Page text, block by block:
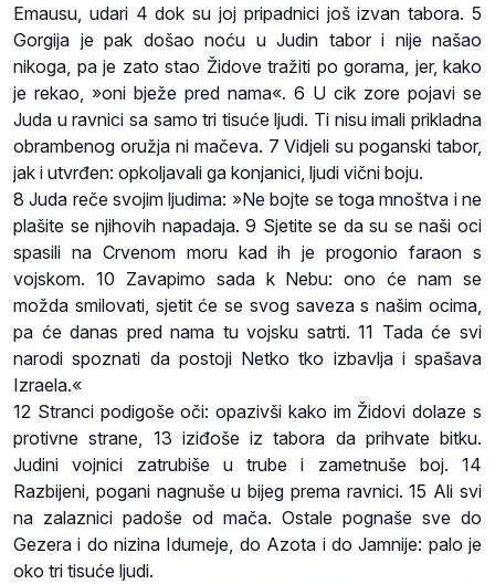
Emausu, udari 4 dok su joj pripadnici još izvan tabora. 5
Gorgija je pak došao noću u Judin tabor i nije našao
nikoga, pa je zato stao Židove tražiti po gorama, jer, kako
je rekao, »oni bježe pred nama«. 6 U cik zore pojavi se
Juda u ravnici sa samo tri tisuće ljudi. Ti nisu imali prikladna
obrambenog oružja ni mačeva. 7 Vidjeli su poganski tabor,
jak i utvrđen: opkoljavali ga konjanici, ljudi vični boju.
8 Juda reče svojim ljudima: »Ne bojte se toga mnoštva i ne
plašite se njihovih napadaja. 9 Sjetite se da su se naši oci
spasili na Crvenom moru kad ih je progonio faraon s
vojskom. 10 Zavapimo sada k Nebu: ono će nam se
možda smilovati, sjetit će se svog saveza s našim ocima,
pa će danas pred nama tu vojsku satrti. 11 Tada će svi
narodi spoznati da postoji Netko tko izbavlja i spašava
Izraela.«
12 Stranci podigoše oči: opazivši kako im Židovi dolaze s
protivne strane, 13 iziđoše iz tabora da prihvate bitku.
Judini vojnici zatrubiše u trube i zametnuše boj. 14
Razbijeni, pogani nagnuše u bijeg prema ravnici. 15 Ali svi
na zalaznici padoše od mača. Ostale pognaše sve do
Gezera i do nizina Idumeje, do Azota i do Jamnije: palo je
oko tri tisuće ljudi.